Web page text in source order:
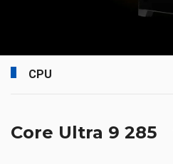
CPU
Core Ultra 9 285